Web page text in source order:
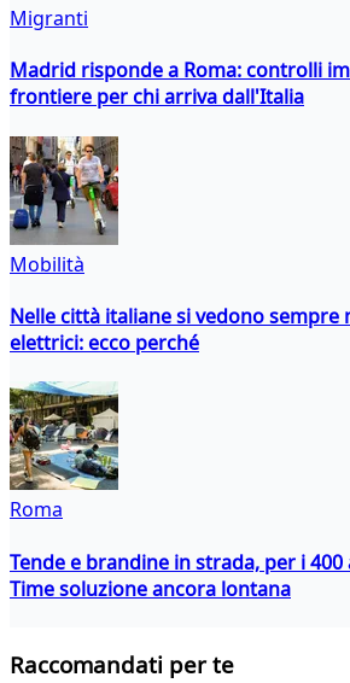
Migranti
Madrid risponde a Roma: controlli
frontiere per chi arriva dall'Italia
Mobilità
Nelle città italiane si vedono
elettrici: ecco perché
Roma
Tende e brandine in strada, per i
Time soluzione ancora lontana
Raccomandati per te